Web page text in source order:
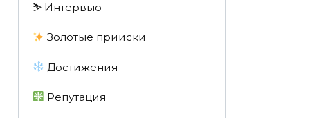
⛷️ Интервью
Золотые прииски
Достижения
Репутация